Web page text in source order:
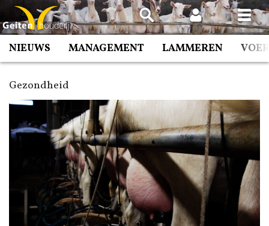
Spring
naar
inhoud
NIEUWS MANAGEMENT LAMMEREN
Gezondheid